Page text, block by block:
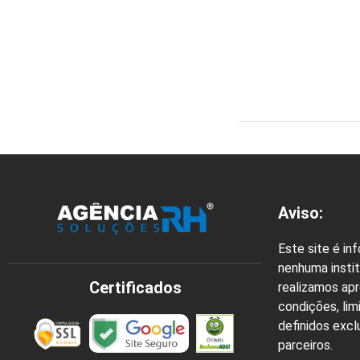
Certificados
Aviso:
Este site é
nenhuma
realizamos
condições,
definidos
parceiros.